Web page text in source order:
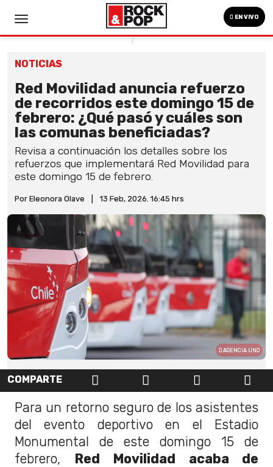
EN VIVO
NOTICIAS
Red Movilidad anuncia refuerzo
de recorridos este domingo 15 de
febrero: ¿Qué pasó y cuáles son
las comunas beneficiadas?
Revisa a continuación los detalles sobre los
refuerzos que implementará Red Movilidad para
este domingo 15 de febrero.
Por Eleonora Olave 13 Feb, 2026. 16:45 hrs
AGENCIA UNO
COMPARTE
Para un retorno seguro de los asistentes
del evento deportivo en el Estadio
Monumental de este domingo 15 de
febrero, Red Movilidad acaba de